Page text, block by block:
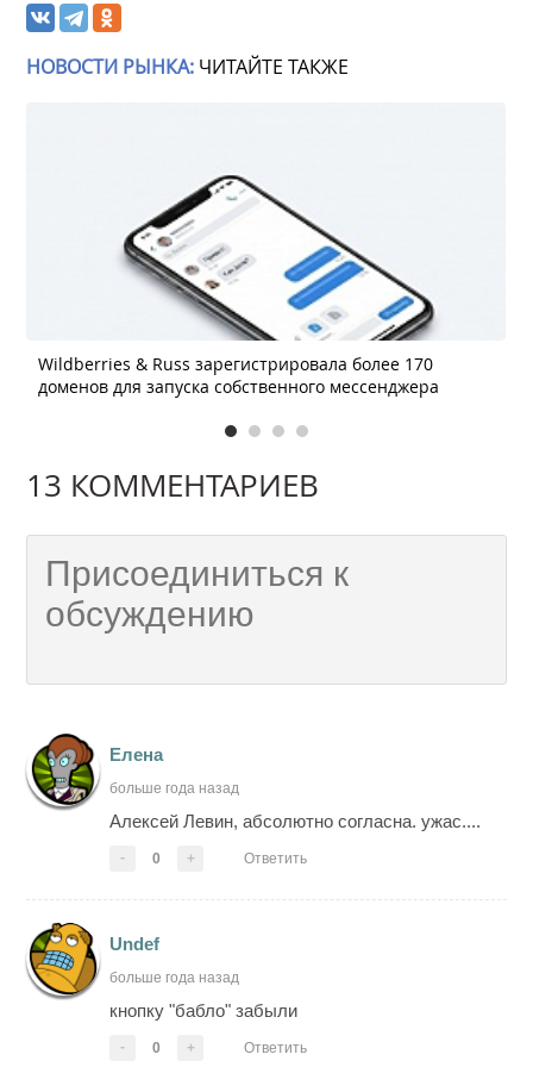
НОВОСТИ РЫНКА: ЧИТАЙТЕ ТАКЖЕ
Wildberries & Russ зарегистрировала более 170
доменов для запуска собственного мессенджера
13 КОММЕНТАРИЕВ
Елена
больше года назад
Алексей Левин, абсолютно согласна. ужас....
- 0 + Ответить
Undef
больше года назад
кнопку "бабло" забыли
- 0 + Ответить